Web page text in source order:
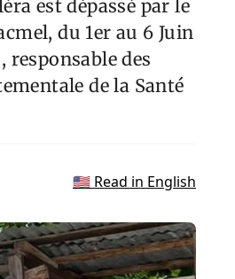
est dépassé par le
du 1er au 6 Juin
des
de la Santé
🇺🇸 Read in English